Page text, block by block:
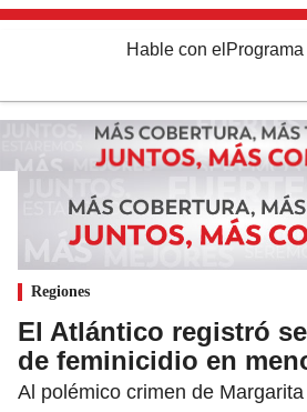
Hable con el Programa
Regiones
El Atlántico registró
de feminicidio en
Al polémico crimen de